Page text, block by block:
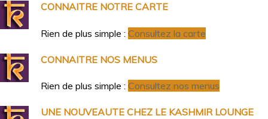
CONNAITRE NOTRE CARTE
Rien de plus simple : Consultez la carte
CONNAITRE NOS MENUS
Rien de plus simple : Consultez nos menus
UNE NOUVEAUTE CHEZ LE KASHMIR LOUNGE